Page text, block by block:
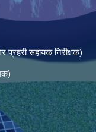
सहायक निरीक्षक)